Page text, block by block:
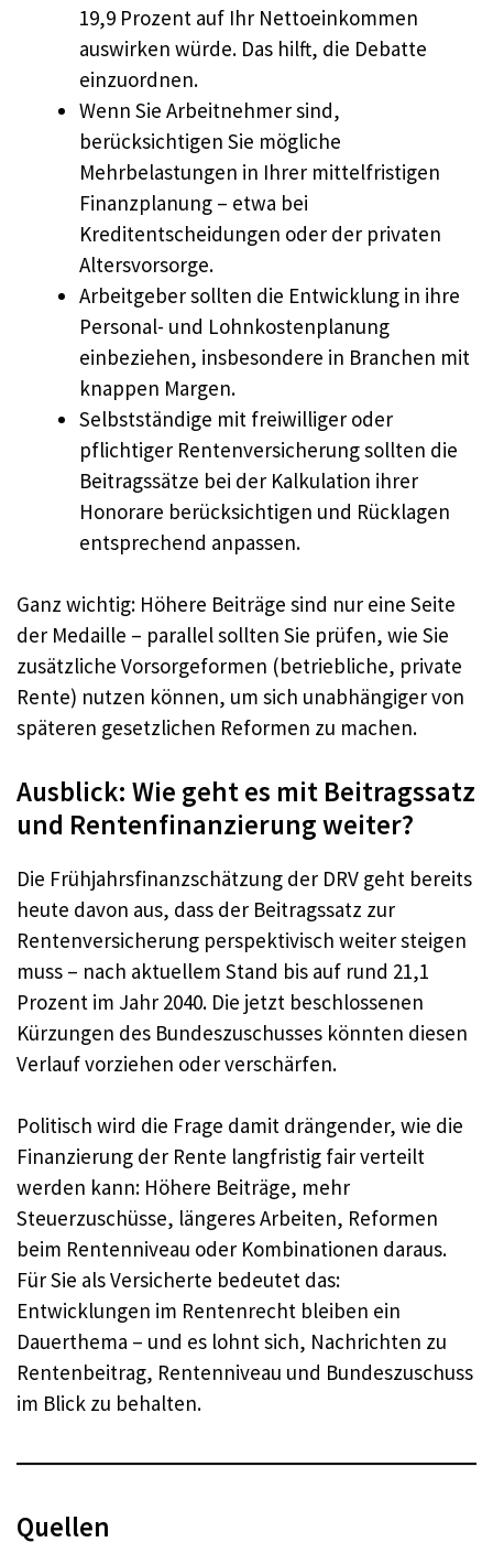
19,9 Prozent auf Ihr Nettoeinkommen
auswirken würde. Das hilft, die Debatte
einzuordnen.
Wenn Sie Arbeitnehmer sind,
berücksichtigen Sie mögliche
Mehrbelastungen in Ihrer mittelfristigen
Finanzplanung – etwa bei
Kreditentscheidungen oder der privaten
Altersvorsorge.
Arbeitgeber sollten die Entwicklung in ihre
Personal- und Lohnkostenplanung
einbeziehen, insbesondere in Branchen mit
knappen Margen.
Selbstständige mit freiwilliger oder
pflichtiger Rentenversicherung sollten die
Beitragssätze bei der Kalkulation ihrer
Honorare berücksichtigen und Rücklagen
entsprechend anpassen.
Ganz wichtig: Höhere Beiträge sind nur eine Seite
der Medaille – parallel sollten Sie prüfen, wie Sie
zusätzliche Vorsorgeformen (betriebliche, private
Rente) nutzen können, um sich unabhängiger von
späteren gesetzlichen Reformen zu machen.
Ausblick: Wie geht es mit Beitragssatz
und Rentenfinanzierung weiter?
Die Frühjahrsfinanzschätzung der DRV geht bereits
heute davon aus, dass der Beitragssatz zur
Rentenversicherung perspektivisch weiter steigen
muss – nach aktuellem Stand bis auf rund 21,1
Prozent im Jahr 2040. Die jetzt beschlossenen
Kürzungen des Bundeszuschusses könnten diesen
Verlauf vorziehen oder verschärfen.
Politisch wird die Frage damit drängender, wie die
Finanzierung der Rente langfristig fair verteilt
werden kann: Höhere Beiträge, mehr
Steuerzuschüsse, längeres Arbeiten, Reformen
beim Rentenniveau oder Kombinationen daraus.
Für Sie als Versicherte bedeutet das:
Entwicklungen im Rentenrecht bleiben ein
Dauerthema – und es lohnt sich, Nachrichten zu
Rentenbeitrag, Rentenniveau und Bundeszuschuss
im Blick zu behalten.
Quellen